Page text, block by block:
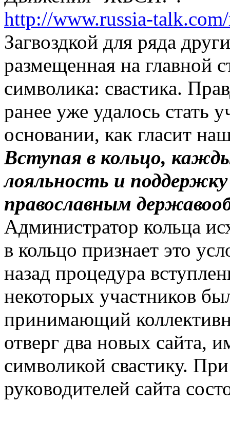
http://www.russia-
Загвоздкой для ряда
размещенная на главной
символика: свастика.
ранее уже удалось стать
основании, как гласит
Вступая в кольцо,
лояльность и
православным
Администратор кольца
в кольцо признает это
назад процедура
некоторых участников
принимающий
отверг два новых сайта,
символикой свастику.
руководителей сайта